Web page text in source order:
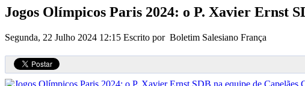
Jogos Olímpicos Paris 2024: o P. Xavier Ernst
Segunda, 22 Julho 2024 12:15 Escrito por Boletim Salesiano França